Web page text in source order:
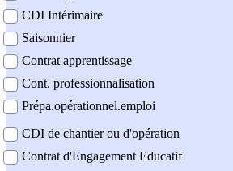
CDI Intérimaire
Saisonnier
Contrat apprentissage
Cont. professionnalisation
Prépa.opérationnel.emploi
CDI de chantier ou d'opération
Contrat d'Engagement Educatif